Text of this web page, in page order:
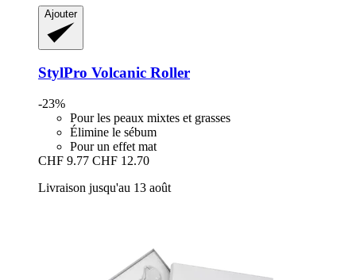
Ajouter
StylPro Volcanic Roller
-23%
Pour les peaux mixtes et grasses
Élimine le sébum
Pour un effet mat
CHF 9.77 CHF 12.70
Livraison jusqu'au 13 août